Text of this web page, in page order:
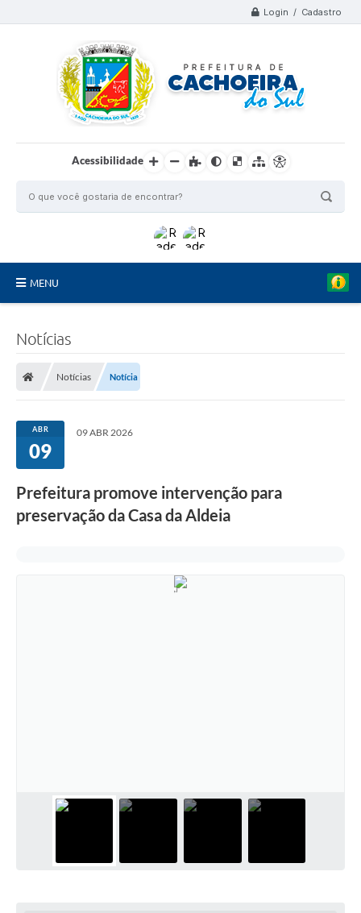
Login / Cadastro
Acessibilidade
MENU
Conselhos Municipais
Serviços on-line
Notícias
Notícias Notícia
ABR
09
09 ABR 2026
Prefeitura promove intervenção para
preservação da Casa da Aldeia